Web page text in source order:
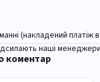
(накладений платіж
наші
коментар